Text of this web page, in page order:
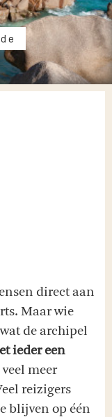
direct aan
Maar wie
de archipel
ieder een
meer
reizigers
blijven op één